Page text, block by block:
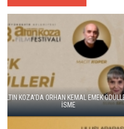
ALTIN KOZA'NIN ONUR ÖDÜLLERİ